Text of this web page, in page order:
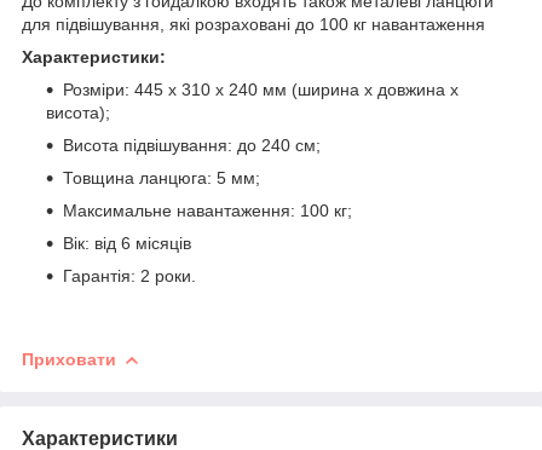
для підвішування, які розраховані до 100 кг навантаження
Характеристики:
Розміри: 445 х 310 х 240 мм (ширина х довжина х
висота);
Висота підвішування: до 240 см;
Товщина ланцюга: 5 мм;
Максимальне навантаження: 100 кг;
Вік: від 6 місяців
Гарантія: 2 роки.
Приховати
Характеристики